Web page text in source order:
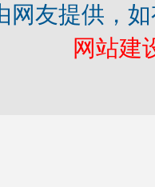
网友提供，
网站建